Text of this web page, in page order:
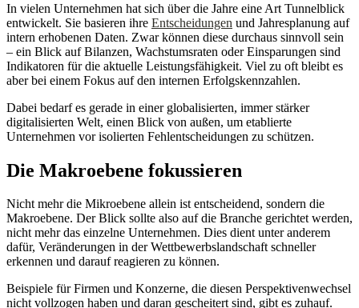
In vielen Unternehmen hat sich über die Jahre eine Art Tunnelblick
entwickelt. Sie basieren ihre Entscheidungen und Jahresplanung auf
intern erhobenen Daten. Zwar können diese durchaus sinnvoll sein
– ein Blick auf Bilanzen, Wachstumsraten oder Einsparungen sind
Indikatoren für die aktuelle Leistungsfähigkeit. Viel zu oft bleibt es
aber bei einem Fokus auf den internen Erfolgskennzahlen.
Dabei bedarf es gerade in einer globalisierten, immer stärker
digitalisierten Welt, einen Blick von außen, um etablierte
Unternehmen vor isolierten Fehlentscheidungen zu schützen.
Die Makroebene fokussieren
Nicht mehr die Mikroebene allein ist entscheidend, sondern die
Makroebene. Der Blick sollte also auf die Branche gerichtet werden,
nicht mehr das einzelne Unternehmen. Dies dient unter anderem
dafür, Veränderungen in der Wettbewerbslandschaft schneller
erkennen und darauf reagieren zu können.
Beispiele für Firmen und Konzerne, die diesen Perspektivenwechsel
nicht vollzogen haben und daran gescheitert sind, gibt es zuhauf.